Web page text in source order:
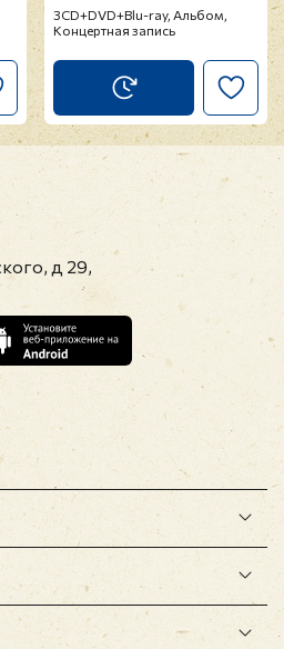
3CD+DVD+Blu-ray, Альбом,
Концертная запись
д 29,